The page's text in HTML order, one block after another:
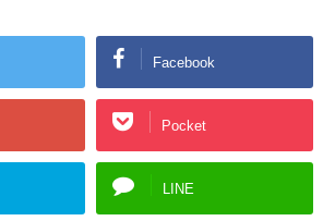
Facebook
Pocket
LINE